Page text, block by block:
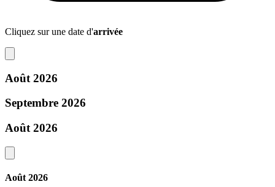
Cliquez sur une date d'arrivée
Août 2026
Septembre 2026
Août 2026
Août 2026